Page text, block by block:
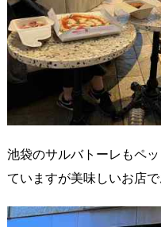
池袋のサルバトーレもペ
ていますが美味しいお店